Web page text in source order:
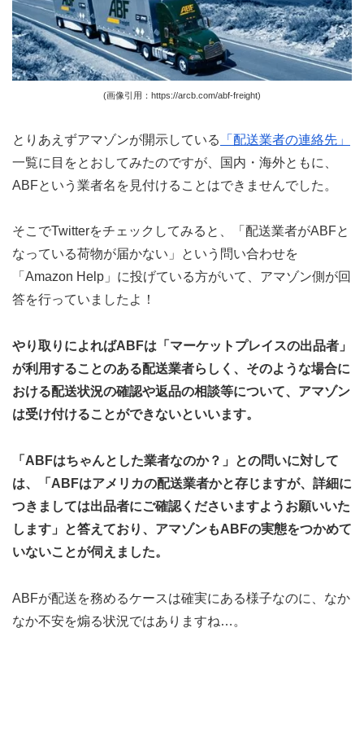
(画像引用：https://arcb.com/abf-freight)
とりあえずアマゾンが開示している
「配送業者の連絡先」
一覧に目をとおしてみたのですが、国内・海外ともに、
ABFという業者名を見付けることはできませんでした。
そこでTwitterをチェックしてみると、「配送業者がABFと
なっている荷物が届かない」という問い合わせを
「Amazon Help」に投げている方がいて、アマゾン側が回
答を行っていましたよ！
やり取りによればABFは「マーケットプレイスの出品者」
が利用することのある配送業者らしく、そのような場合に
おける配送状況の確認や返品の相談等について、アマゾン
は受け付けることができないといいます。
「ABFはちゃんとした業者なのか？」との問いに対して
は、「ABFはアメリカの配送業者かと存じますが、詳細に
つきましては出品者にご確認くださいますようお願いいた
します」と答えており、アマゾンもABFの実態をつかめて
いないことが伺えました。
ABFが配送を務めるケースは確実にある様子なのに、なか
なか不安を煽る状況ではありますね…。